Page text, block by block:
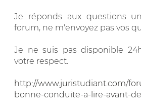
Je réponds aux questions
forum, ne m'envoyez pas vos
Je ne suis pas disponible
votre respect.
http://www.juristudiant.com/
bonne-conduite-a-lire-avant-